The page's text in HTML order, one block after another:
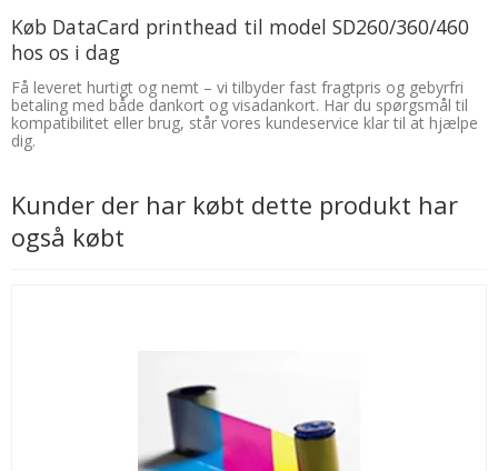
Køb DataCard printhead til model SD260/360/460
hos os i dag
Få leveret hurtigt og nemt – vi tilbyder fast fragtpris og gebyrfri
betaling med både dankort og visadankort. Har du spørgsmål til
kompatibilitet eller brug, står vores kundeservice klar til at hjælpe
dig.
Kunder der har købt dette produkt har
også købt